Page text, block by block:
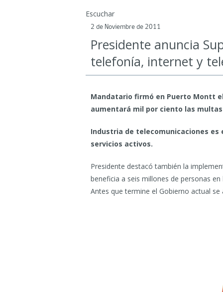
Escuchar
2 de Noviembre de 2011
Presidente anuncia
telefonía, internet y
Mandatario firmó en Puerto Montt
aumentará mil por ciento las
Industria de telecomunicaciones es
servicios activos.
Presidente destacó también la
beneficia a seis millones de personas
Antes que termine el Gobierno actual se